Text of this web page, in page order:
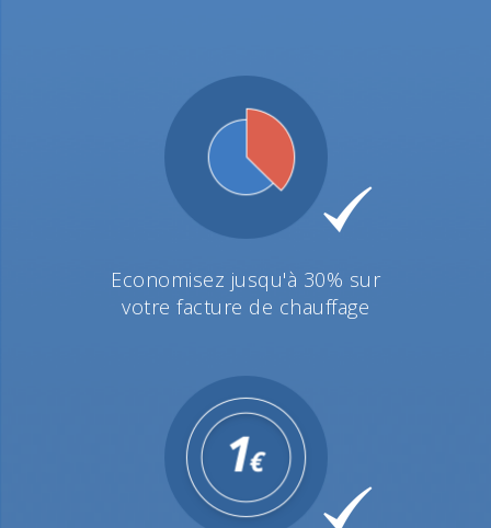
Economisez jusqu'à 30% sur
votre facture de chauffage